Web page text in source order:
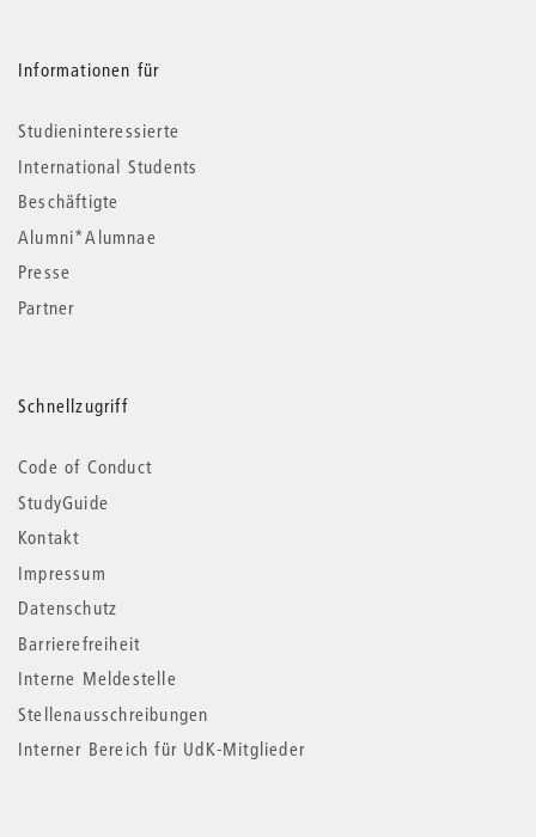
Informationen für
Studieninteressierte
International Students
Beschäftigte
Alumni*Alumnae
Presse
Partner
Schnellzugriff
Code of Conduct
StudyGuide
Kontakt
Impressum
Datenschutz
Barrierefreiheit
Interne Meldestelle
Stellenausschreibungen
Interner Bereich für UdK-Mitglieder